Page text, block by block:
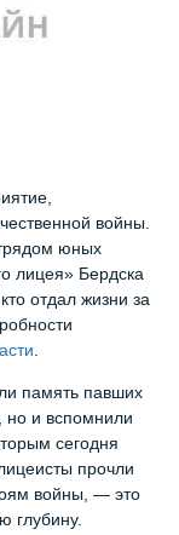
войны.
юных
лицея» Бердска
отдал жизни за
.
память павших
но и вспомнили
сегодня
прочли
войны, — это
глубину.